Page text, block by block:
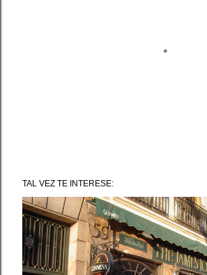
u
b
l
c
a
TAL VEZ TE INTERESE: